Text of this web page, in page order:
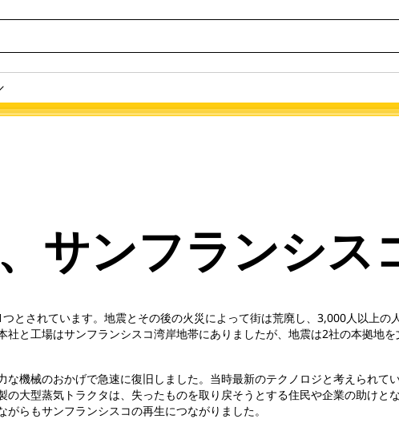
サンフランシス
とされています。地震とその後の火災によって街は荒廃し、3,000人以上の
と工場はサンフランシスコ湾岸地帯にありましたが、地震は2社の本拠地を
機械のおかげで急速に復旧しました。当時最新のテクノロジと考えられて
大型蒸気トラクタは、失ったものを取り戻そうとする住民や企業の助けと
らもサンフランシスコの再生につながりました。